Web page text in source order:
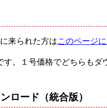
来られた方はこのページ
す。１号価格でどちらもダ
ロード （統合版）